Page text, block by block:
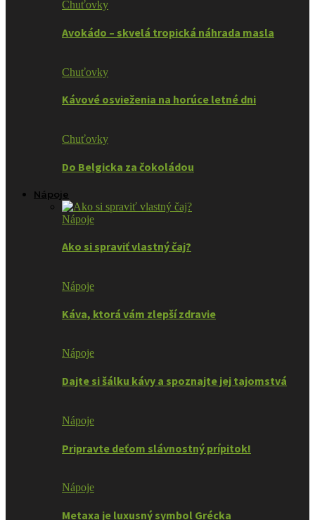
Chuťovky
Avokádo – skvelá tropická náhrada masla
Chuťovky
Kávové osvieženia na horúce letné dni
Chuťovky
Do Belgicka za čokoládou
Nápoje
Nápoje
Ako si spraviť vlastný čaj?
Nápoje
Káva, ktorá vám zlepší zdravie
Nápoje
Dajte si šálku kávy a spoznajte jej tajomstvá
Nápoje
Pripravte deťom slávnostný prípitok!
Nápoje
Metaxa je luxusný symbol Grécka